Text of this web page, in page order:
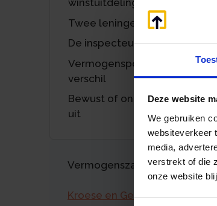
Deze website
We gebruiken
websiteverkeer
media,
verstrekt of die
onze website
winstuitdeling
Twee leningen, één
De inspecteur prikt
Vermogenspositie maakt
verschil
Bewust of onbewust? Het
uit
Vermogenszaken goed
Kroese en Geraerts